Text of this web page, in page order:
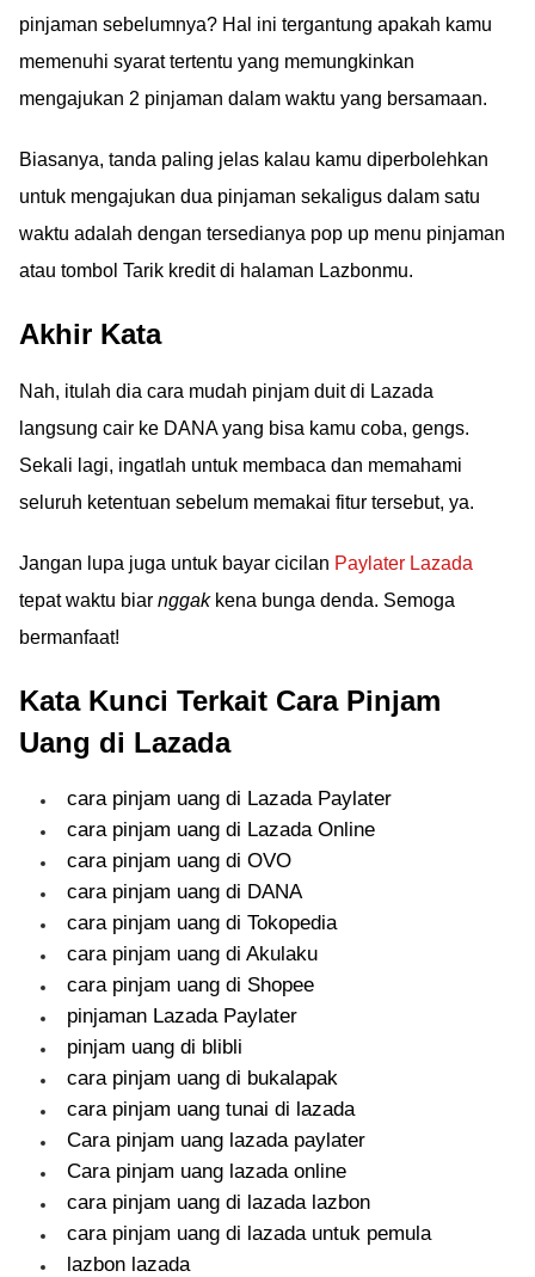
pinjaman sebelumnya? Hal ini tergantung apakah kamu
memenuhi syarat tertentu yang memungkinkan
mengajukan 2 pinjaman dalam waktu yang bersamaan.
Biasanya, tanda paling jelas kalau kamu diperbolehkan
untuk mengajukan dua pinjaman sekaligus dalam satu
waktu adalah dengan tersedianya pop up menu pinjaman
atau tombol Tarik kredit di halaman Lazbonmu.
Akhir Kata
Nah, itulah dia cara mudah pinjam duit di Lazada
langsung cair ke DANA yang bisa kamu coba, gengs.
Sekali lagi, ingatlah untuk membaca dan memahami
seluruh ketentuan sebelum memakai fitur tersebut, ya.
Jangan lupa juga untuk bayar cicilan Paylater Lazada
tepat waktu biar nggakkena bunga denda. Semoga
bermanfaat!
Kata Kunci Terkait Cara Pinjam
Uang di Lazada
cara pinjam uang di Lazada Paylater
cara pinjam uang di Lazada Online
cara pinjam uang di OVO
cara pinjam uang di DANA
cara pinjam uang di Tokopedia
cara pinjam uang di Akulaku
cara pinjam uang di Shopee
pinjaman Lazada Paylater
pinjam uang di blibli
cara pinjam uang di bukalapak
cara pinjam uang tunai di lazada
Cara pinjam uang lazada paylater
Cara pinjam uang lazada online
cara pinjam uang di lazada lazbon
cara pinjam uang di lazada untuk pemula
lazbon lazada